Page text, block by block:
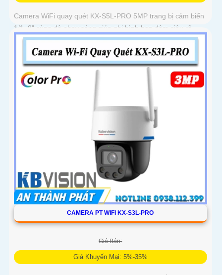
Camera WiFi quay quét KX-S5L-PRO 5MP trang bị cảm biến
1/1. 8" cùng độ nhạy sáng giúp ghi hình ban đêm siêu rõ.
Tích hợp Auto Tracking, phát hiện người, phương tiện, quay
quét tự...
CAMERA PT WIFI KX-S3L-PRO
Giá Bán:
Giá Khuyến Mại: 5%-35%